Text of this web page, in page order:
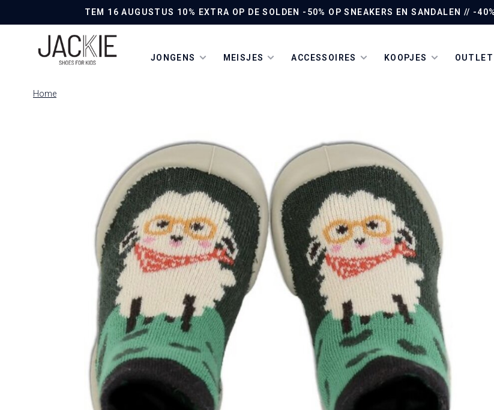
TEM 16 AUGUSTUS 10% EXTRA OP DE SOLDEN -50% OP SNEAKERS EN SANDALEN // -
JONGENS MEISJES ACCESSOIRES KOOPJES OUTLET
Home